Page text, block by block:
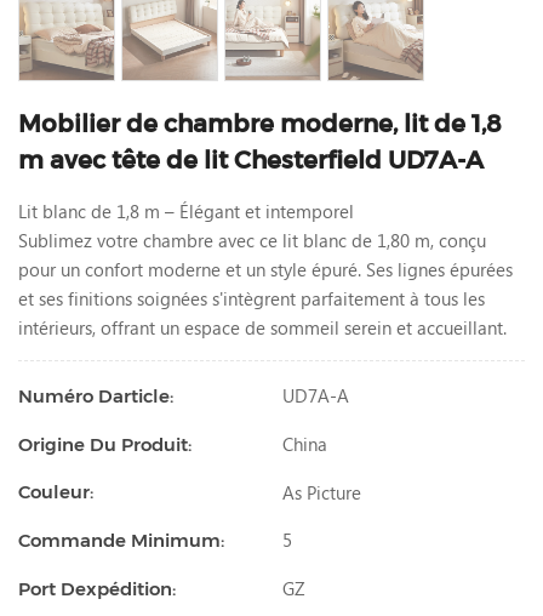
Mobilier de chambre moderne, lit de 1,8
m avec tête de lit Chesterfield UD7A-A
Lit blanc de 1,8 m – Élégant et intemporel
Sublimez votre chambre avec ce lit blanc de 1,80 m, conçu
pour un confort moderne et un style épuré. Ses lignes épurées
et ses finitions soignées s'intègrent parfaitement à tous les
intérieurs, offrant un espace de sommeil serein et accueillant.
Numéro Darticle: UD7A-A
Origine Du Produit: China
Couleur: As Picture
Commande Minimum: 5
Port Dexpédition: GZ